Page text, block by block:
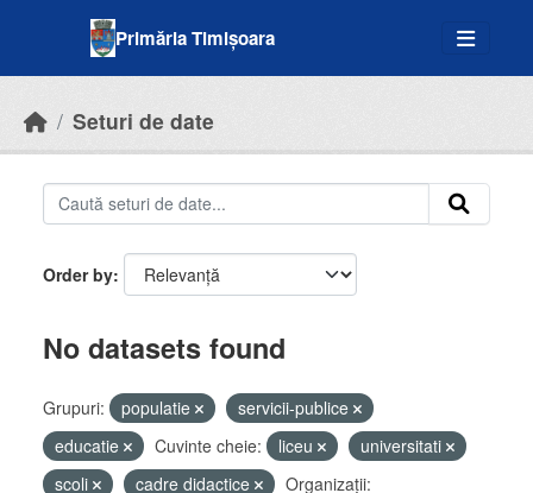
Primăria Timișoara
Seturi de date
Order by
No datasets found
Grupuri: populatie
servicii-publice
educatie
Cuvinte cheie: liceu
universitati
scoli
cadre didactice
Organizații: